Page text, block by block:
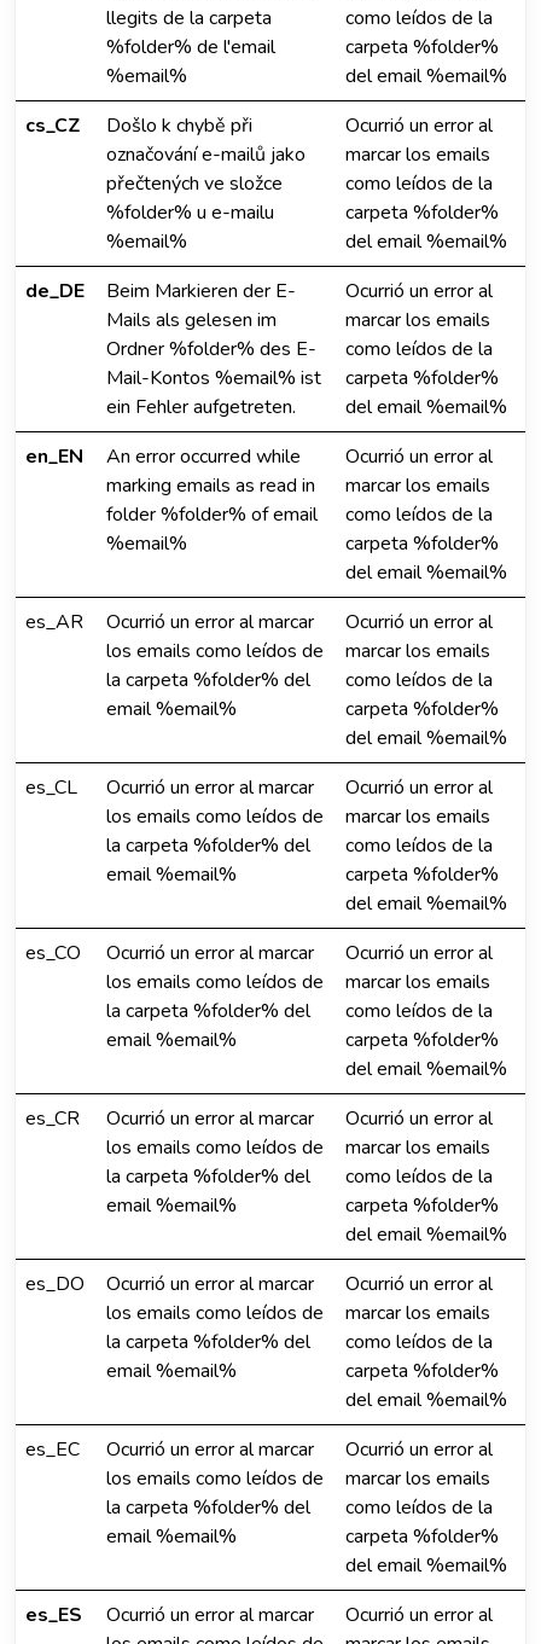
llegits de la carpeta
%folder% de l'email
%email%
como leídos de la
carpeta %folder%
del email %email%
cs_CZ
Došlo k chybě při
označování e-mailů jako
přečtených ve složce
%folder% u e-mailu
%email%
Ocurrió un error al
marcar los emails
como leídos de la
carpeta %folder%
del email %email%
de_DE
Beim Markieren der E-
Mails als gelesen im
Ordner %folder% des E-
Mail-Kontos %email% ist
ein Fehler aufgetreten.
Ocurrió un error al
marcar los emails
como leídos de la
carpeta %folder%
del email %email%
en_EN
An error occurred while
marking emails as read in
folder %folder% of email
%email%
Ocurrió un error al
marcar los emails
como leídos de la
carpeta %folder%
del email %email%
es_AR
Ocurrió un error al marcar
los emails como leídos de
la carpeta %folder% del
email %email%
Ocurrió un error al
marcar los emails
como leídos de la
carpeta %folder%
del email %email%
es_CL
Ocurrió un error al marcar
los emails como leídos de
la carpeta %folder% del
email %email%
Ocurrió un error al
marcar los emails
como leídos de la
carpeta %folder%
del email %email%
es_CO
Ocurrió un error al marcar
los emails como leídos de
la carpeta %folder% del
email %email%
Ocurrió un error al
marcar los emails
como leídos de la
carpeta %folder%
del email %email%
es_CR
Ocurrió un error al marcar
los emails como leídos de
la carpeta %folder% del
email %email%
Ocurrió un error al
marcar los emails
como leídos de la
carpeta %folder%
del email %email%
es_DO
Ocurrió un error al marcar
los emails como leídos de
la carpeta %folder% del
email %email%
Ocurrió un error al
marcar los emails
como leídos de la
carpeta %folder%
del email %email%
es_EC
Ocurrió un error al marcar
los emails como leídos de
la carpeta %folder% del
email %email%
Ocurrió un error al
marcar los emails
como leídos de la
carpeta %folder%
del email %email%
es_ES
Ocurrió un error al marcar
Ocurrió un error al